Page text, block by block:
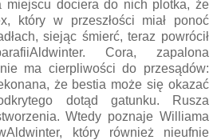
miejscu dociera do nich plotka, że
który w przeszłości miał ponoć
siejąc śmierć, teraz powrócił
Cora, zapalona
ma cierpliwości do przesądów:
że bestia może się okazać
dotąd gatunku. Rusza
Wtedy poznaje Williama
który również nieufnie